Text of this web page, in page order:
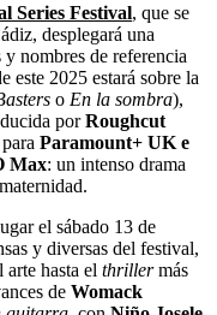
Series Festival, que se
desplegará una
nombres de referencia
este 2025 estará sobre la
o En la sombra),
porRoughcut
para Paramount+ UK e
Max: un intenso drama
el sábado 13 de
y diversas del festival,
arte hasta el thrillermás
de Womack